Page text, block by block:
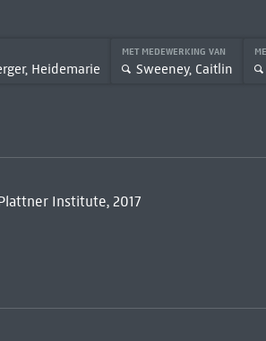
Heidemarie
MET MEDEWERKING VAN
Sweeney, Caitlin
Institute, 2017